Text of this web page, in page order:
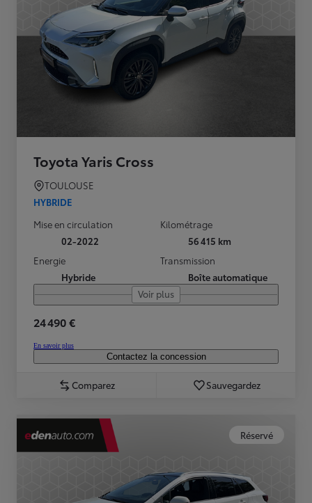
Toyota Yaris Cross
TOULOUSE
HYBRIDE
Mise en circulation
02-2022
Kilométrage
56 415 km
Energie
Hybride
Transmission
Boîte automatique
Voir plus
24 490 €
En savoir plus
Contactez la concession
Comparez Sauvegardez
Réservé